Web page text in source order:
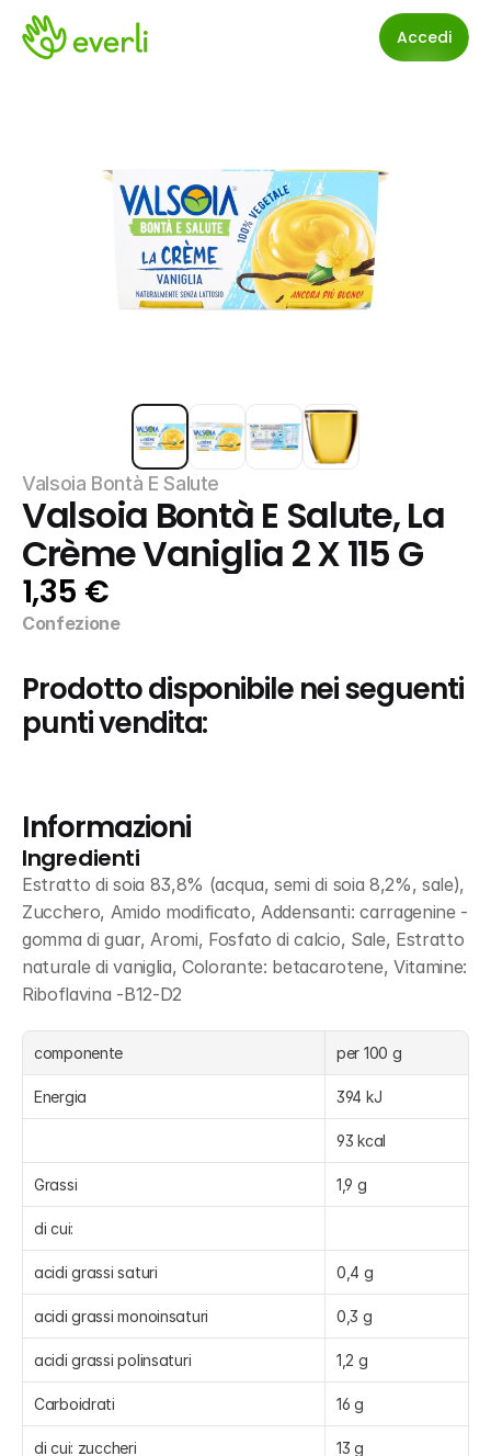
Accedi
Valsoia Bontà E Salute
Valsoia Bontà E Salute, La
Crème Vaniglia 2 X 115 G
1,35 €
Confezione
Prodotto disponibile nei seguenti
punti vendita:
Informazioni
Ingredienti
Estratto di soia 83,8% (acqua, semi di soia 8,2%, sale),
Zucchero, Amido modificato, Addensanti: carragenine -
gomma di guar, Aromi, Fosfato di calcio, Sale, Estratto
naturale di vaniglia, Colorante: betacarotene, Vitamine:
Riboflavina -B12-D2
componente per 100 g
Energia 394 kJ
93 kcal
Grassi 1,9 g
di cui:
acidi grassi saturi 0,4 g
acidi grassi monoinsaturi 0,3 g
acidi grassi polinsaturi 1,2 g
Carboidrati 16 g
di cui: zuccheri 13 g